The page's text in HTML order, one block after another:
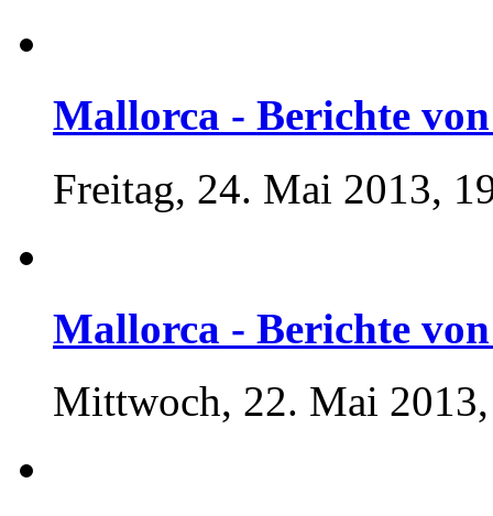
Mallorca - Berichte
Freitag, 24. Mai 2013,
Mallorca - Berichte
Mittwoch, 22. Mai